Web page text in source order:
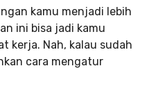
kamu menjadi lebih
ini bisa jadi kamu
kerja. Nah, kalau sudah
cara mengatur